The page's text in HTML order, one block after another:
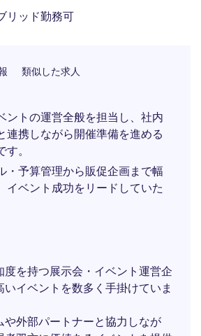
リッド勤務可
類似した求人
ントの運営全般を担当し、社内
連携しながら開催準備を進める
。
・予算管理から販促企画まで幅
イベント成功をリードしていた
度を持つ展示会・イベント運営企
イベントを数多く手掛けていま
や外部パートナーと協力しなが